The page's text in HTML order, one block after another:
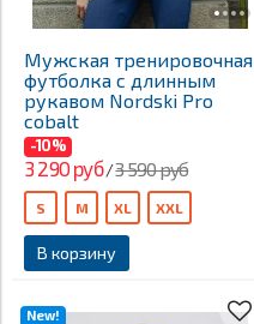
Мужская тренировочная
футболка с длинным
рукавом Nordski Pro
cobalt
-10%
3 290 руб/3 590 руб
В корзину
S M XL XXL
New!